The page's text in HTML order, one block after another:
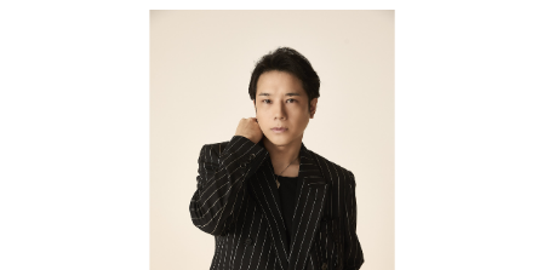
イベント・グッズ